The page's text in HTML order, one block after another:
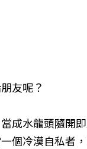
友呢？
成水龍頭隨開
個冷漠自私者